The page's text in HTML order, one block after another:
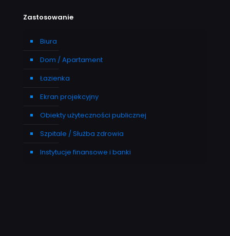
Zastosowanie
Biura
Dom / Apartament
Łazienka
Ekran projekcyjny
Obiekty użyteczności publicznej
Szpitale / Służba zdrowia
Instytucje finansowe i banki